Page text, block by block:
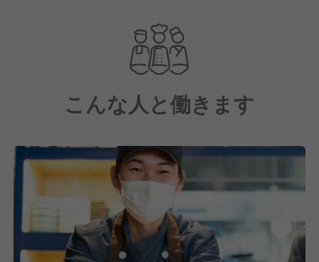
地域の素材をとことん活かしたブランディングをして
おり、地元の方も観光で来られた方も楽しめるお店づ
くりをおこなっています。現在は全国に10以上の施設
を持っていますが、おかげさまで売上も順調なので今
後も拡大していきたい事業です。
こんな人と働きます